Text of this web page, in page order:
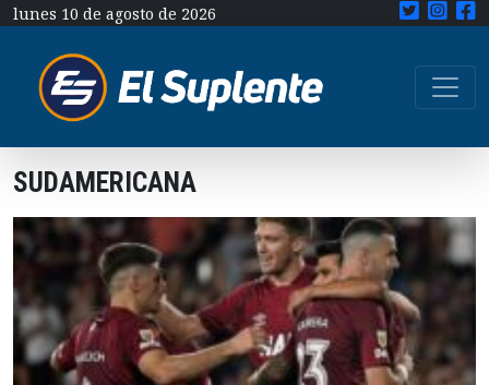
lunes 10 de agosto de 2026
SUDAMERICANA